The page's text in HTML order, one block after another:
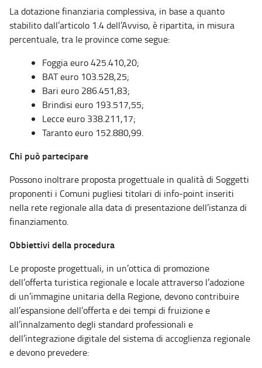
La dotazione finanziaria complessiva, in base a quanto
stabilito dall’articolo 1.4 dell’Avviso, è ripartita, in misura
percentuale, tra le province come segue:
Foggia euro 425.410,20;
BAT euro 103.528,25;
Bari euro 286.451,83;
Brindisi euro 193.517,55;
Lecce euro 338.211,17;
Taranto euro 152.880,99.
Chi può partecipare
Possono inoltrare proposta progettuale in qualità di Soggetti
proponenti i Comuni pugliesi titolari di info-point inseriti
nella rete regionale alla data di presentazione dell’istanza di
finanziamento.
Obbiettivi della procedura
Le proposte progettuali, in un’ottica di promozione
dell’offerta turistica regionale e locale attraverso l’adozione
di un’immagine unitaria della Regione, devono contribuire
all’espansione dell’offerta e dei tempi di fruizione e
all’innalzamento degli standard professionali e
dell’integrazione digitale del sistema di accoglienza regionale
e devono prevedere: